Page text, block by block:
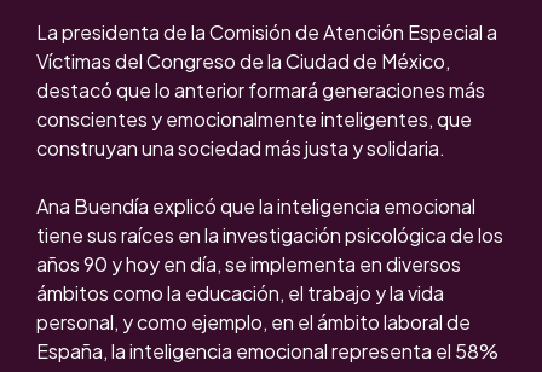
La presidenta de la Comisión de Atención Especial a
Víctimas del Congreso de la Ciudad de México,
destacó que lo anterior formará generaciones más
conscientes y emocionalmente inteligentes, que
construyan una sociedad más justa y solidaria.
Ana Buendía explicó que la inteligencia emocional
tiene sus raíces en la investigación psicológica de los
años 90 y hoy en día, se implementa en diversos
ámbitos como la educación, el trabajo y la vida
personal, y como ejemplo, en el ámbito laboral de
España, la inteligencia emocional representa el 58%